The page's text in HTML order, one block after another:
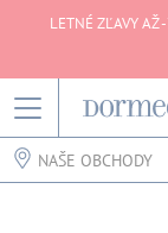
LETNÉ ZĽAVY AŽ
NAŠE OBCHODY